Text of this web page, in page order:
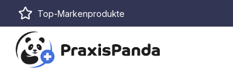
Hauptinhalt springen
Zur Suche springen
Zur Hauptnavigation springen
Top-Markenprodukte